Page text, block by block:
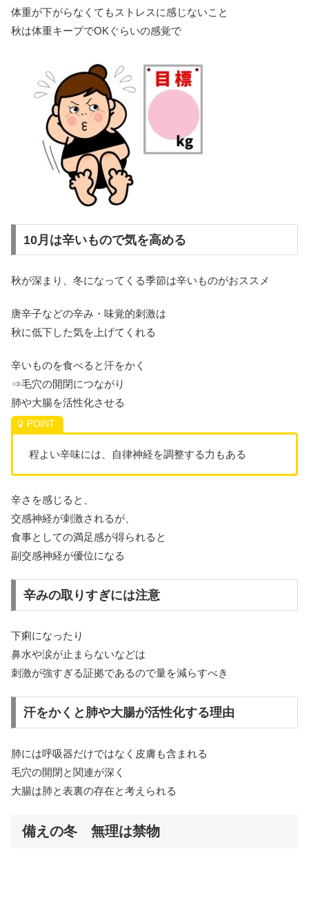
体重が下がらなくてもストレスに感じないこと
秋は体重キープでOKぐらいの感覚で
10月は辛いもので気を高める
秋が深まり、冬になってくる季節は辛いものがおススメ
唐辛子などの辛み・味覚的刺激は
秋に低下した気を上げてくれる
辛いものを食べると汗をかく
⇒毛穴の開閉につながり
肺や大腸を活性化させる
程よい辛味には、自律神経を調整する力もある
辛さを感じると、
交感神経が刺激されるが、
食事としての満足感が得られると
副交感神経が優位になる
辛みの取りすぎには注意
下痢になったり
鼻水や涙が止まらないなどは
刺激が強すぎる証拠であるので量を減らすべき
汗をかくと肺や大腸が活性化する理由
肺には呼吸器だけではなく皮膚も含まれる
毛穴の開閉と関連が深く
大腸は肺と表裏の存在と考えられる
備えの冬 無理は禁物